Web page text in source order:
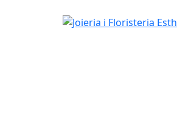
Joieria i Floristeria Esther